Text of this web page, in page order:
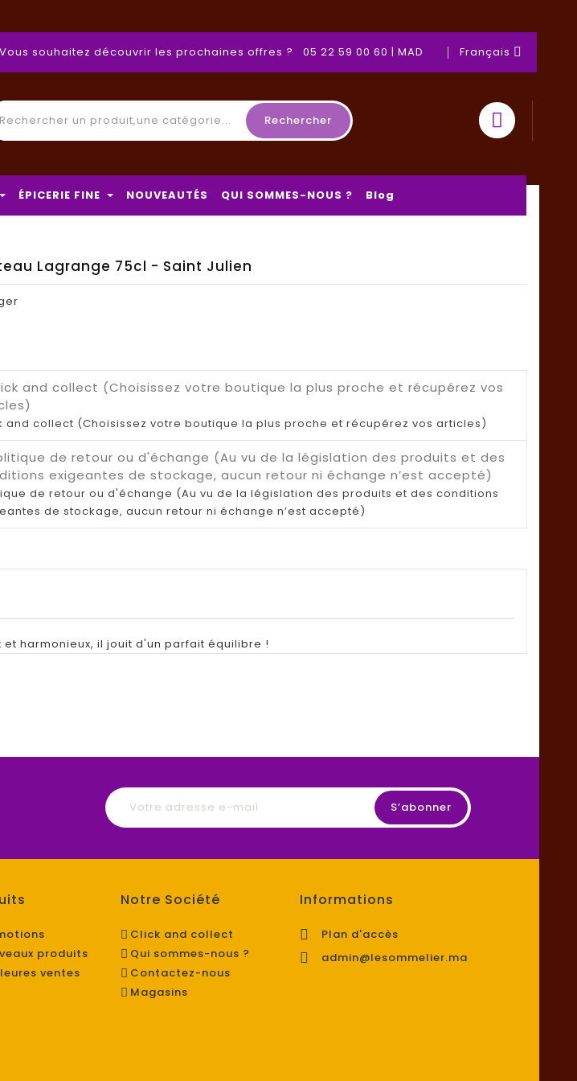
Vous souhaitez découvrir les prochaines offres ? 05 22 59 00 60 | MAD Français 
Rechercher
ÉPICERIE FINE NOUVEAUTÉS QUI SOMMES-NOUS ? Blog
Lagrange 75cl - Saint Julien
and collect (Choisissez votre boutique la plus proche et récupérez vos articles)
de retour ou d'échange (Au vu de la législation des produits et des conditions
de stockage, aucun retour ni échange n’est accepté)
et harmonieux, il jouit d'un parfait équilibre !
produits
ventes
Notre Société
Click and collect
Qui sommes-nous ?
Contactez-nous
Magasins
Informations
 Plan d'accès
 admin@lesommelier.ma